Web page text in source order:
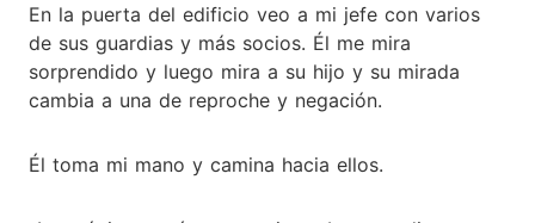
En la puerta del edificio veo a mi jefe con varios
de sus guardias y más socios. Él me mira
sorprendido y luego mira a su hijo y su mirada
cambia a una de reproche y negación.
Él toma mi mano y camina hacia ellos.